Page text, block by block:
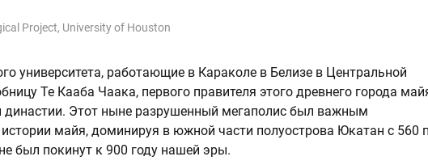
Project, University of Houston
университета, работающие в Караколе в Белизе в Центральной
Те Кааба Чаака, первого правителя этого древнего города
династии. Этот ныне разрушенный мегаполис был важным
майя, доминируя в южной части полуострова Юкатан с 560
был покинут к 900 году нашей эры.